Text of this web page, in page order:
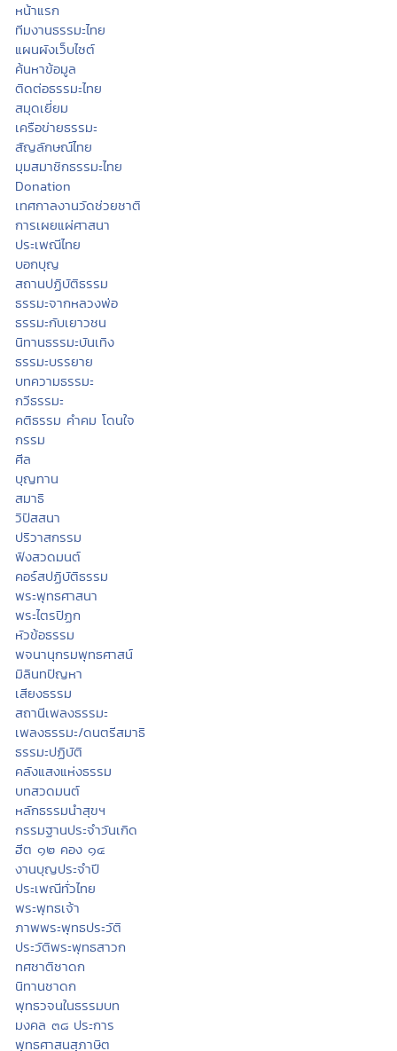
หน้าแรก
ทีมงานธรรมะไทย
แผนผังเว็บไซต์
ค้นหาข้อมูล
ติดต่อธรรมะไทย
สมุดเยี่ยม
เครือข่ายธรรมะ
สัญลักษณ์ไทย
มุมสมาชิกธรรมะไทย
Donation
เทศกาลงานวัดช่วยชาติ
การเผยแผ่ศาสนา
ประเพณีไทย
บอกบุญ
สถานปฏิบัติธรรม
ธรรมะจากหลวงพ่อ
ธรรมะกับเยาวชน
นิทานธรรมะบันเทิง
ธรรมะบรรยาย
บทความธรรมะ
กวีธรรมะ
คติธรรม คำคม โดนใจ
กรรม
ศีล
บุญทาน
สมาธิ
วิปัสสนา
ปริวาสกรรม
ฟังสวดมนต์
คอร์สปฏิบัติธรรม
พระพุทธศาสนา
พระไตรปิฏก
หัวข้อธรรม
พจนานุกรมพุทธศาสน์
มิลินทปัญหา
เสียงธรรม
สถานีเพลงธรรมะ
เพลงธรรมะ/ดนตรีสมาธิ
ธรรมะปฏิบัติ
คลังแสงแห่งธรรม
บทสวดมนต์
หลักธรรมนำสุขฯ
กรรมฐานประจำวันเกิด
ฮีต ๑๒ คอง ๑๔
งานบุญประจำปี
ประเพณีทั่วไทย
พระพุทธเจ้า
ภาพพระพุทธประวัติ
ประวัติพระพุทธสาวก
ทศชาติชาดก
นิทานชาดก
พุทธวจนในธรรมบท
มงคล ๓๘ ประการ
พุทธศาสนสุภาษิต